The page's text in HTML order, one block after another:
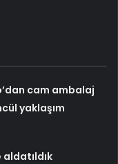
cam ambalaj
yaklaşım